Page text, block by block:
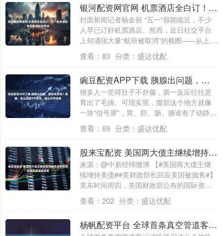
银河配资网官网 机票酒店全白订！五一前多条东南亚航线突然取消
封面新闻记者杨金祝 “五一”假期临近，不少
人早已订好机票酒店。然而，近日社交平台
上却涌现大量“航班被取消”的截图——从上....
查看： 83 分类： 盛达优配
豌豆配资APP下载 胰腺出问题，腹部有异常？提醒：若出现这3个异常，建议尽早排查
很多人一觉得肚子不舒服，第一反应往往是
胃出了毛病。可现实里，腹部这个地方就像
一块“信号屏”，胃、胆、肠、胰谁有了动静，
都....
查看： 69 分类： 盛达优配
股来宝配资 美国两大债主继续增持美债美财政部长回应美国被抛售
来源：@中新经纬微博 【#美国两大债主继
续增持美债##美财政部长回应美国被抛售#】
美东时间周四，美国财政部公布的国际资
本....
查看： 202 分类： 盛达优配
杨帆配资平台 全球首条真空管道客运试验线启动公众体验